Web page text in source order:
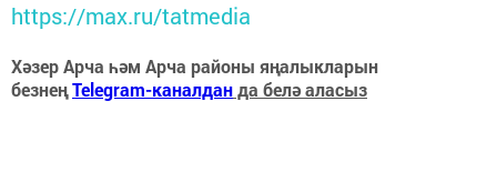
https://max.ru/tatmedia
Хәзер Арча һәм Арча районы яңалыкларын
безнеңTelegram-каналданда белә аласыз